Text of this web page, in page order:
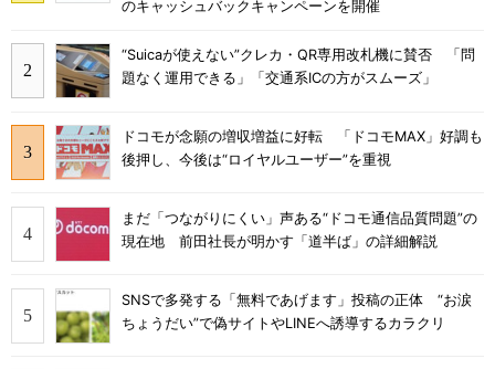
のキャッシュバックキャンペーンを開催
“Suicaが使えない”クレカ・QR専用改札機に賛否 「問
題なく運用できる」「交通系ICの方がスムーズ」
ドコモが念願の増収増益に好転 「ドコモMAX」好調も
後押し、今後は“ロイヤルユーザー”を重視
まだ「つながりにくい」声ある“ドコモ通信品質問題”の
現在地 前田社長が明かす「道半ば」の詳細解説
SNSで多発する「無料であげます」投稿の正体 “お涙
ちょうだい”で偽サイトやLINEへ誘導するカラクリ